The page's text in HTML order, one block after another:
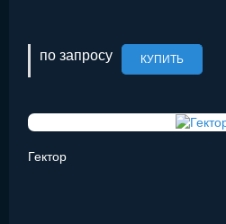
по запросу КУПИТЬ
Гектор